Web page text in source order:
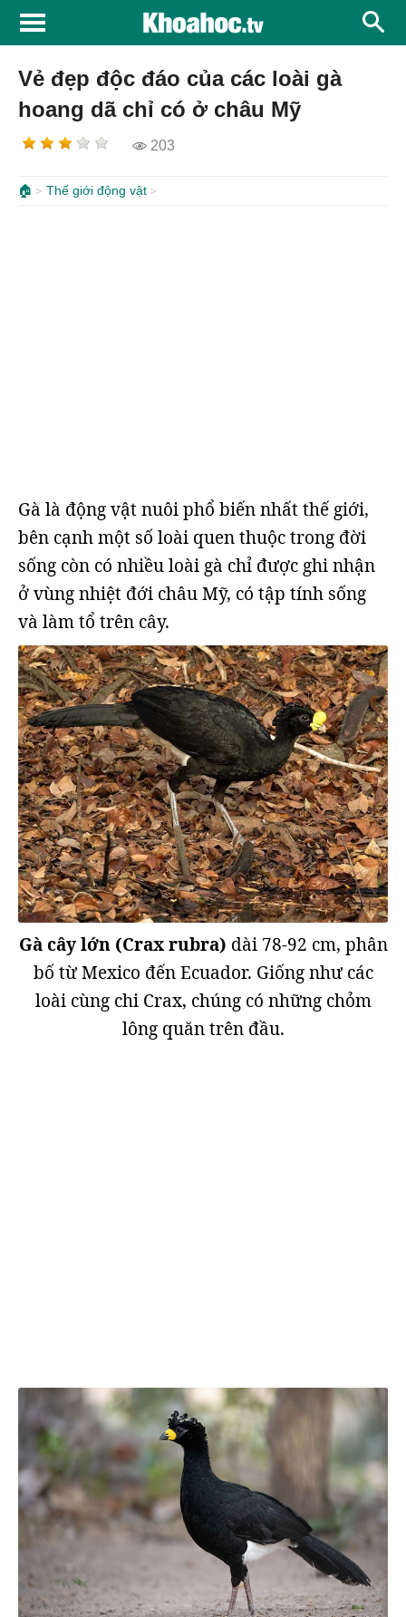
Vẻ đẹp độc đáo của các loài gà
hoang dã chỉ có ở châu Mỹ
203
🏠 Thế giới động vật
Gà là động vật nuôi phổ biến nhất thế giới,
bên cạnh một số loài quen thuộc trong đời
sống còn có nhiều loài gà chỉ được ghi nhận
ở vùng nhiệt đới châu Mỹ, có tập tính sống
và làm tổ trên cây.
Gà cây lớn (Crax rubra) dài 78-92 cm, phân
bố từ Mexico đến Ecuador. Giống như các
loài cùng chi Crax, chúng có những chỏm
lông quăn trên đầu.